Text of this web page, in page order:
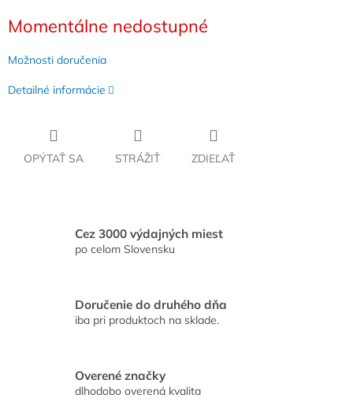
cena:
Momentálne nedostupné
Možnosti doručenia
Detailné informácie
OPÝTAŤ SA STRÁŽIŤ ZDIEĽAŤ
Cez 3000 výdajných miest
po celom Slovensku
Doručenie do druhého dňa
iba pri produktoch na sklade.
Overené značky
dlhodobo overená kvalita